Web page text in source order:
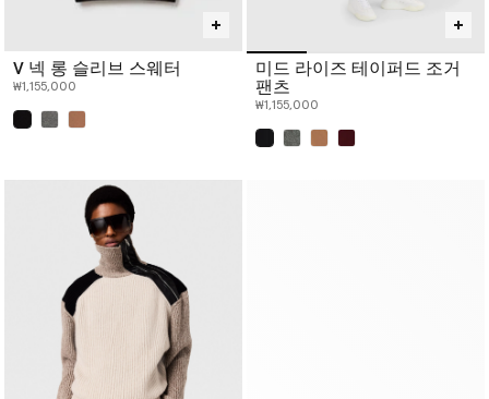
V 넥 롱 슬리브 스웨터
₩1,155,000
미드 라이즈 테이퍼드 조거
팬츠
₩1,155,000